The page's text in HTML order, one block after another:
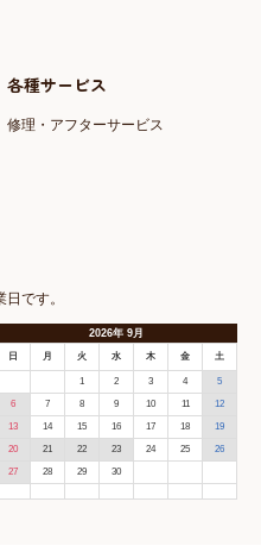
各種サービス
修理・アフターサービス
です。
2026年9月
日 月 火 水 木 金 土
1 2 3 4 5
6 7 8 9 10 11 12
13 14 15 16 17 18 19
20 21 22 23 24 25 26
27 28 29 30